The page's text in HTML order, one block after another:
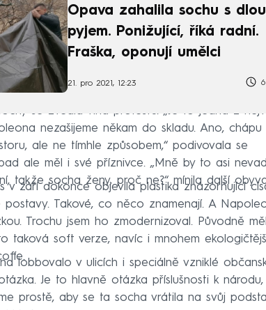
Opava zahalila sochu s
pyjem. Ponižující, říká radní.
Fraška, oponují umělci
21. pro 2021, 12:23
se zvedla vlna protestů. „Je to jedna z
nezašijeme někam do skladu. Ano, chápu
ale ne tímhle způsobem,“ podivovala se
ale měl i své příznivce. „Mně by to asi
takže socha ženy, proč ne?“ mínila další
v září dokonce objevila plastika znázorňující
postavy. Takové, co něco znamenají. A
Trochu jsem ho zmodernizoval. Původně
taková soft verze, navíc i mnohem
lobbovalo v ulicích i speciálně vzniklé
Je to hlavně otázka příslušnosti k národu,
prostě, aby se ta socha vrátila na svůj